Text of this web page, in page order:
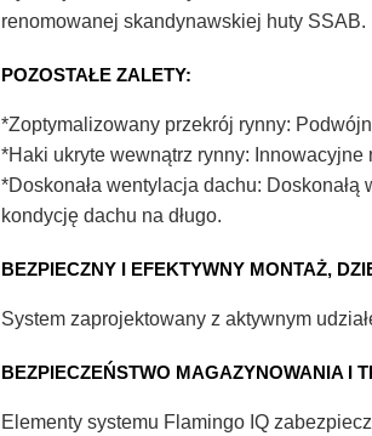
renomowanej skandynawskiej huty SSAB.
POZOSTAŁE ZALETY:
*Zoptymalizowany przekrój rynny:
*Haki ukryte wewnątrz rynny:
*Doskonała wentylacja dachu:
kondycję dachu na długo.
BEZPIECZNY I EFEKTYWNY MONTAŻ,
System zaprojektowany z aktywnym
BEZPIECZEŃSTWO MAGAZYNOWANIA I
Elementy systemu Flamingo IQ